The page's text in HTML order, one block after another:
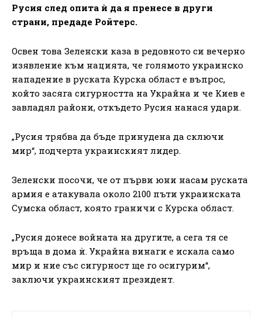
Русия след опита ѝ да я пренесе в други
страни, предаде Ройтерс.
Освен това Зеленски каза в редовното си вечерно
изявление към нацията, че голямото украинско
нападение в руската Курска област е въпрос,
който засяга сигурността на Украйна и че Киев е
завладял райони, откъдето Русия нанася удари.
„Русия трябва да бъде принудена да сключи
мир“, подчерта украинският лидер.
Зеленски посочи, че от първи юни насам руската
армия е атакувала около 2100 пъти украинската
Сумска област, която граничи с Курска област.
„Русия донесе войната на другите, а сега тя се
връща в дома ѝ. Украйна винаги е искала само
мир и ние със сигурност ще го осигурим“,
заключи украинският президент.